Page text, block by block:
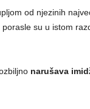
od njezinih
su u istom
narušava